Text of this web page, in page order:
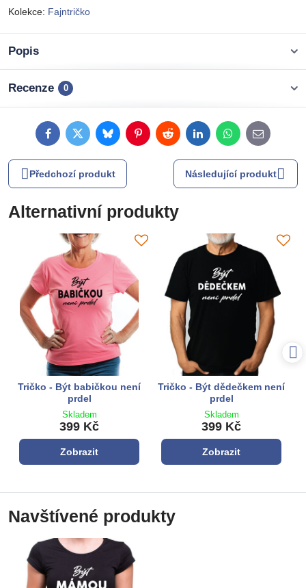
Kolekce: Fajntričko
Popis
Recenze 0
FacebookTwitterBlueskyPinterestRedditLinkedInWhatsApp
E-
mail
Předchozí produkt Následující produkt
Alternativní produkty
Tričko - Být babičkou není
prdel
Skladem
399 Kč
Zobrazit
Tričko - Být dědečkem není
prdel
Skladem
399 Kč
Zobrazit
Navštívené produkty